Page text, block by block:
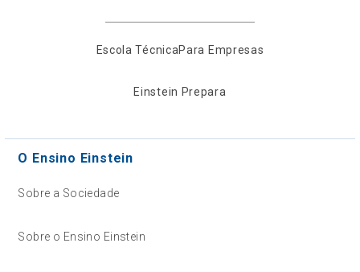
Escola TécnicaPara Empresas
Einstein Prepara
O Ensino Einstein
Sobre a Sociedade
Sobre o Ensino Einstein